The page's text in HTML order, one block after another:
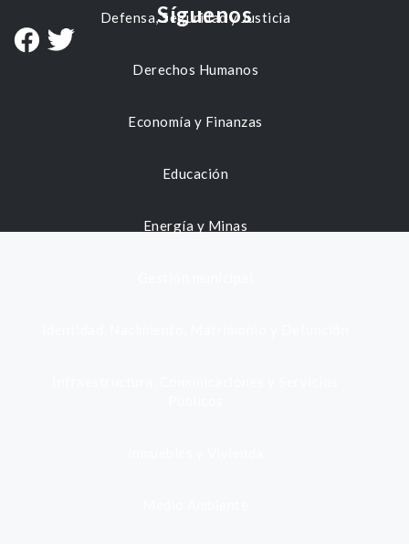
Defensa, Seguridad y Justicia
Derechos Humanos
Economía y Finanzas
Educación
Energía y Minas
Síguenos